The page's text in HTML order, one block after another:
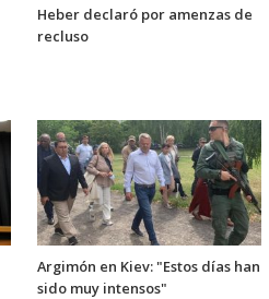
Heber declaró por amenzas de
recluso
Argimón en Kiev: "Estos días han
sido muy intensos"